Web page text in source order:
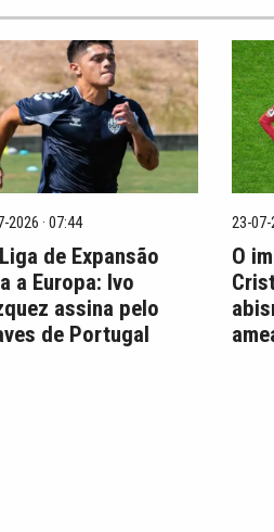
2026 · 07:44
de Expansão
a Europa: Ivo
assina pelo
de Portugal
23-07-
O